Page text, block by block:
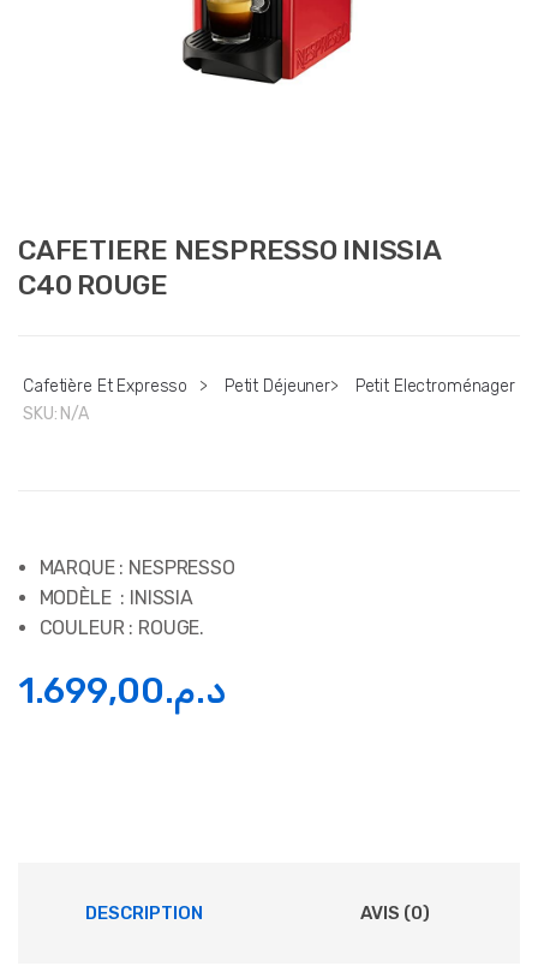
CAFETIERE NESPRESSO INISSIA
C40 ROUGE
Cafetière Et Expresso > Petit Déjeuner>
Petit Electroménager
SKU: N/A
MARQUE : NESPRESSO
MODÈLE : INISSIA
COULEUR : ROUGE.
د.م.1.699,00
DESCRIPTION AVIS (0)